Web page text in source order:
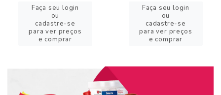
Faça seu login
ou
cadastre-se
para ver preços
e comprar
Faça seu login
ou
cadastre-se
para ver preços
e comprar